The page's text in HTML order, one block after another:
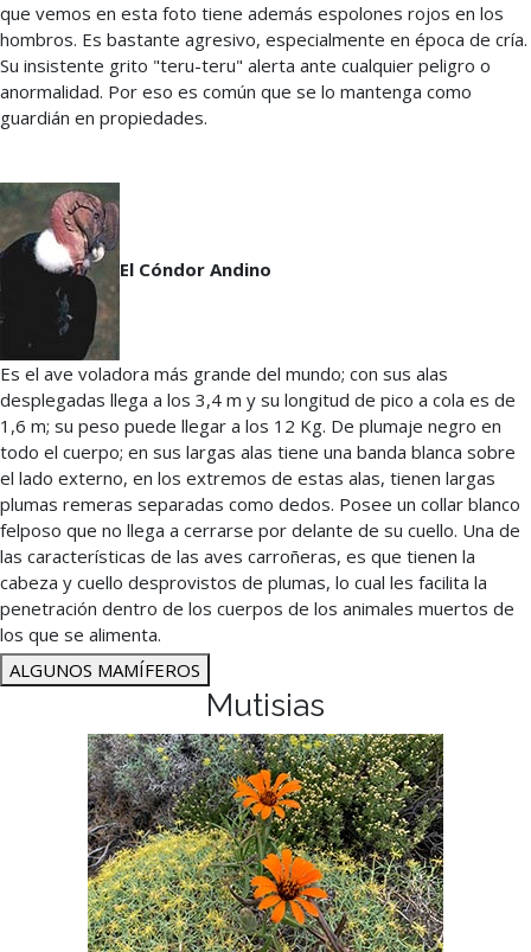
que vemos en esta foto tiene además espolones rojos en los
hombros. Es bastante agresivo, especialmente en época de cría.
Su insistente grito "teru-teru" alerta ante cualquier peligro o
anormalidad. Por eso es común que se lo mantenga como
guardián en propiedades.
El Cóndor Andino
Es el ave voladora más grande del mundo; con sus alas
desplegadas llega a los 3,4 m y su longitud de pico a cola es de
1,6 m; su peso puede llegar a los 12 Kg. De plumaje negro en
todo el cuerpo; en sus largas alas tiene una banda blanca sobre
el lado externo, en los extremos de estas alas, tienen largas
plumas remeras separadas como dedos. Posee un collar blanco
felposo que no llega a cerrarse por delante de su cuello. Una de
las características de las aves carroñeras, es que tienen la
cabeza y cuello desprovistos de plumas, lo cual les facilita la
penetración dentro de los cuerpos de los animales muertos de
los que se alimenta.
ALGUNOS MAMÍFEROS
Mutisias